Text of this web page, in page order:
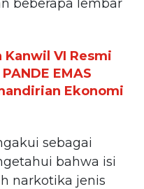
beberapa lembar
Kanwil VI Resmi
EMAS
Ekonomi
sebagai
bahwa isi
narkotika jenis